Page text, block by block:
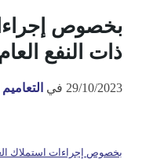
بخصوص
ذات النفع
29/10/2023 في
بخصوص إجراءات استملاك